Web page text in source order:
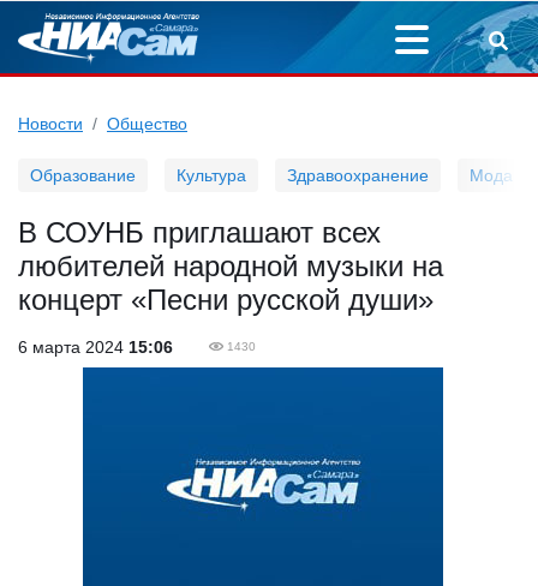
Новости Общество
Образование Культура Здравоохранение Мода
В СОУНБ приглашают всех
любителей народной музыки на
концерт «Песни русской души»
6 марта 2024 15:06 1430